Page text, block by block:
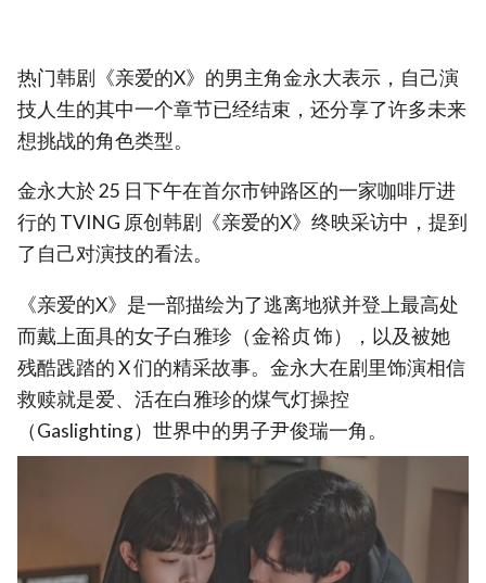
热门韩剧《亲爱的X》的男主角金永大表示，自己演
技人生的其中一个章节已经结束，还分享了许多未来
想挑战的角色类型。
金永大於 25 日下午在首尔市钟路区的一家咖啡厅进
行的 TVING 原创韩剧《亲爱的X》终映采访中，提到
了自己对演技的看法。
《亲爱的X》是一部描绘为了逃离地狱并登上最高处
而戴上面具的女子白雅珍（金裕贞 饰），以及被她
残酷践踏的 X 们的精采故事。金永大在剧里饰演相信
救赎就是爱、活在白雅珍的煤气灯操控
（Gaslighting）世界中的男子尹俊瑞一角。